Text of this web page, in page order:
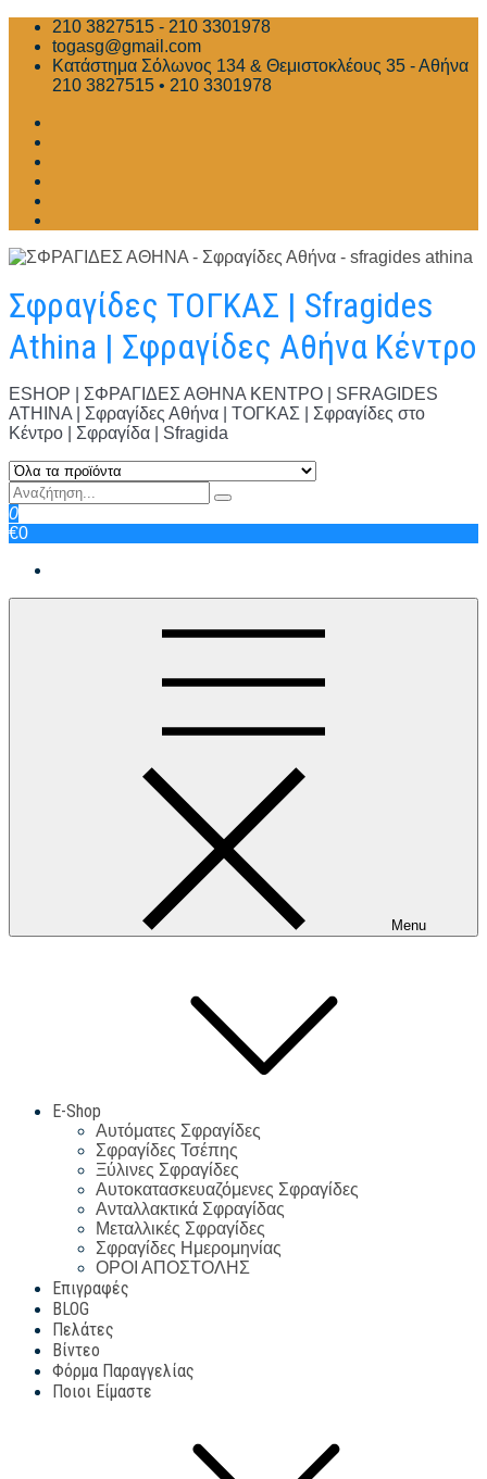
Skip
content
210 3827515 - 210 3301978
togasg@gmail.com
Κατάστημα Σόλωνος 134 & Θεμιστοκλέους 35 - Αθήνα
210 3827515 • 210 3301978
Σφραγίδες ΤΟΓΚΑΣ | Sfragides
Athina | Σφραγίδες Αθήνα Κέντρο
ESHOP | ΣΦΡΑΓΙΔΕΣ ΑΘΗΝΑ ΚΕΝΤΡΟ | SFRAGIDES
ATHINA | Σφραγίδες Αθήνα | ΤΟΓΚΑΣ | Σφραγίδες στο
Κέντρο | Σφραγίδα | Sfragida
0
€0
Menu
E-Shop
Αυτόματες Σφραγίδες
Σφραγίδες Τσέπης
Ξύλινες Σφραγίδες
Αυτοκατασκευαζόμενες Σφραγίδες
Ανταλλακτικά Σφραγίδας
Μεταλλικές Σφραγίδες
Σφραγίδες Ημερομηνίας
ΟΡΟΙ ΑΠΟΣΤΟΛΗΣ
Επιγραφές
BLOG
Πελάτες
Βίντεο
Φόρμα Παραγγελίας
Ποιοι Είμαστε